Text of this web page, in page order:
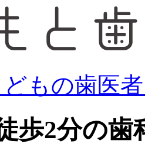
もの歯医
歩2分の歯